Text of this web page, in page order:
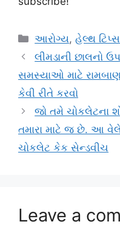
Categories
આરોગ્ય,હેલ્થ ટિપ્સ
લીમડાની છાલનો
સમસ્યાઓ માટે
કેવી રીતે કરવો
જો તમે ચોકલેટના
તમારા માટે જ છે. આ
ચોકલેટ કેક સેન્ડવીચ
Leave a